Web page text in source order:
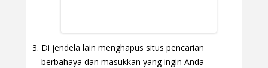
Di jendela lain menghapus situs pencarian
berbahaya dan masukkan yang ingin Anda